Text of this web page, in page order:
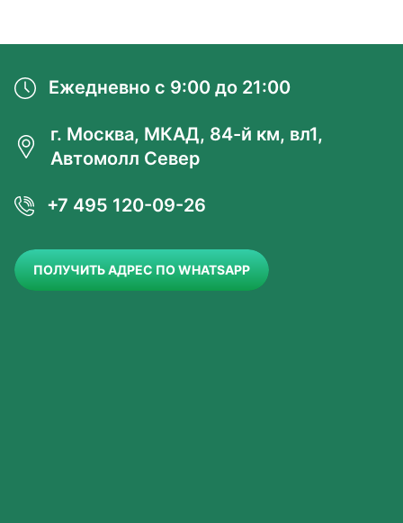
Ежедневно с 9:00 до 21:00
г. Москва, МКАД, 84-й км, вл1,
Автомолл Север
+7 495 120-09-26
ПОЛУЧИТЬ АДРЕС ПО WHATSAPP